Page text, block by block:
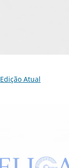
Edição Atual